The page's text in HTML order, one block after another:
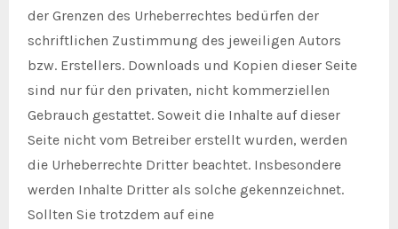
der Grenzen des Urheberrechtes bedürfen der
schriftlichen Zustimmung des jeweiligen Autors
bzw. Erstellers. Downloads und Kopien dieser Seite
sind nur für den privaten, nicht kommerziellen
Gebrauch gestattet. Soweit die Inhalte auf dieser
Seite nicht vom Betreiber erstellt wurden, werden
die Urheberrechte Dritter beachtet. Insbesondere
werden Inhalte Dritter als solche gekennzeichnet.
Sollten Sie trotzdem auf eine